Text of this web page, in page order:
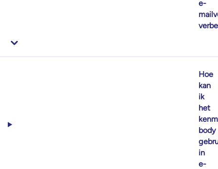
e-
Hoe
kan
ik
het
body
in
e-